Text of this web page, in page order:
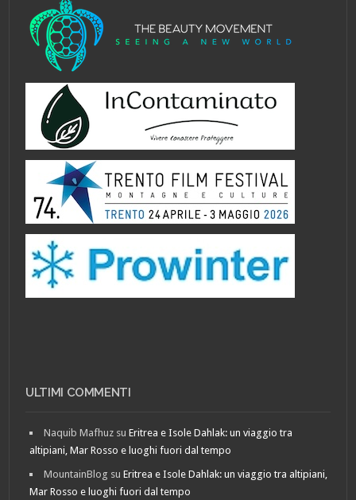
ULTIMI COMMENTI
Naquib Mafhuz suEritrea e Isole Dahlak: un viaggio tra
altipiani, Mar Rosso e luoghi fuori dal tempo
MountainBlog suEritrea e Isole Dahlak: un viaggio tra altipiani,
Mar Rosso e luoghi fuori dal tempo